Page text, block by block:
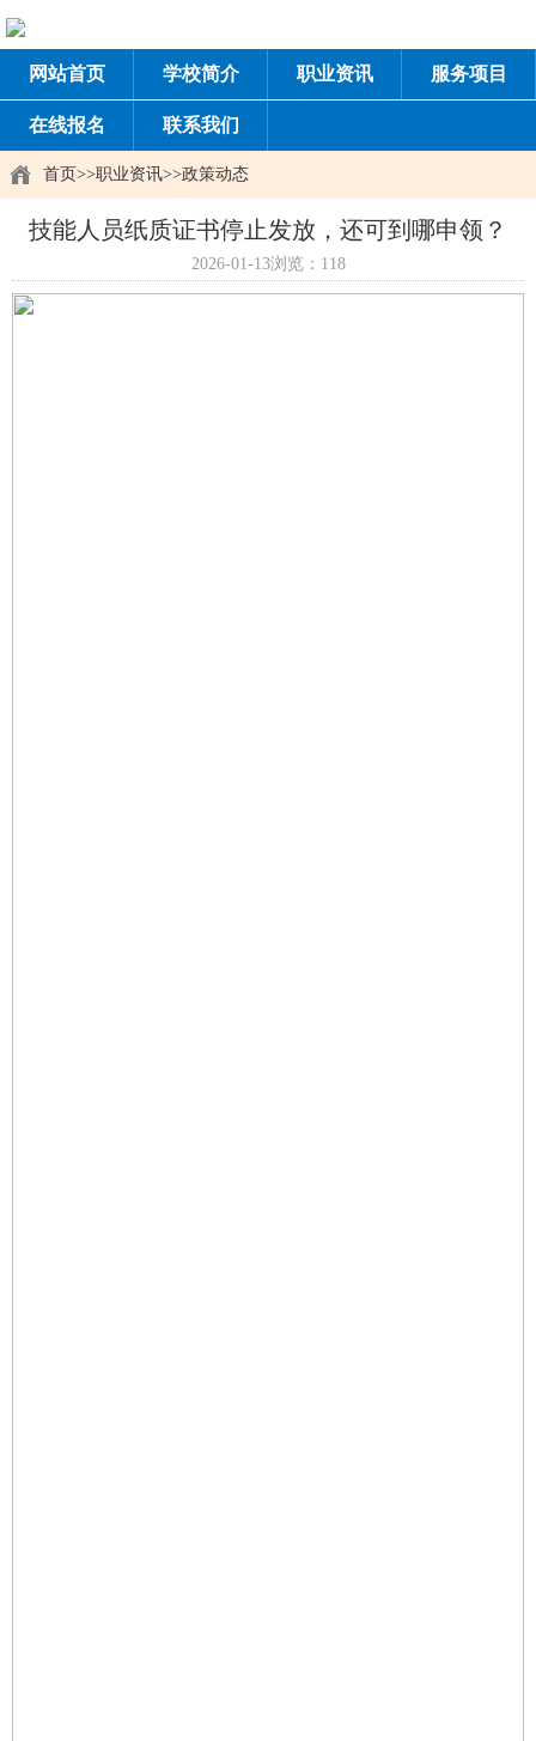
网站首页 学校简介 职业资讯 服务项目
在线报名 联系我们
首页>>职业资讯>>政策动态
技能人员纸质证书停止发放，还可到哪申领？
2026-01-13浏览：118